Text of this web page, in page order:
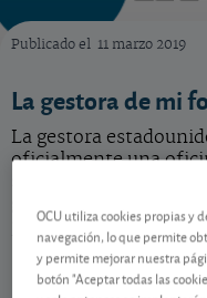
Publicado el 11 marzo 2019
La gestora de mi
La gestora
oficialmente una
partícipe?
OCU utiliza cookies propias y
navegación, lo que permite
y permite mejorar nuestra
botón "Aceptar todas las